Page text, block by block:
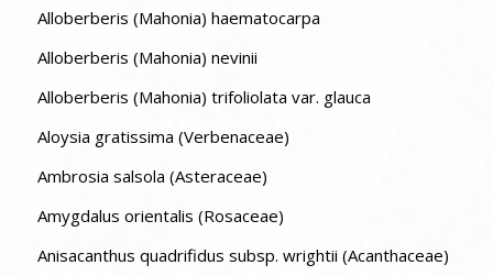
Alloberberis (Mahonia) haematocarpa
Alloberberis (Mahonia) nevinii
Alloberberis (Mahonia) trifoliolata var. glauca
Aloysia gratissima (Verbenaceae)
Ambrosia salsola (Asteraceae)
Amygdalus orientalis (Rosaceae)
Anisacanthus quadrifidus subsp. wrightii (Acanthaceae)